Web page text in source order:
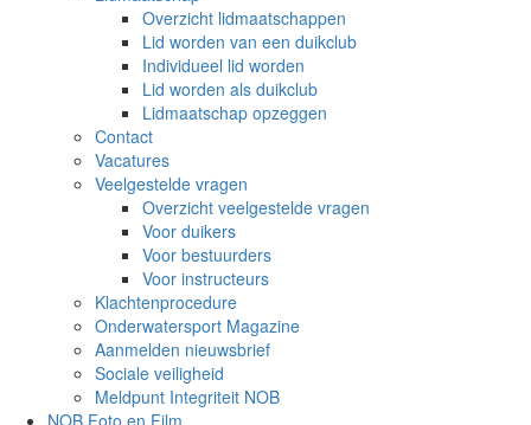
Overzicht lidmaatschappen
Lid worden van een duikclub
Individueel lid worden
Lid worden als duikclub
Lidmaatschap opzeggen
Contact
Vacatures
Veelgestelde vragen
Overzicht veelgestelde vragen
Voor duikers
Voor bestuurders
Voor instructeurs
Klachtenprocedure
Onderwatersport Magazine
Aanmelden nieuwsbrief
Sociale veiligheid
Meldpunt Integriteit NOB
NOB Foto en Film